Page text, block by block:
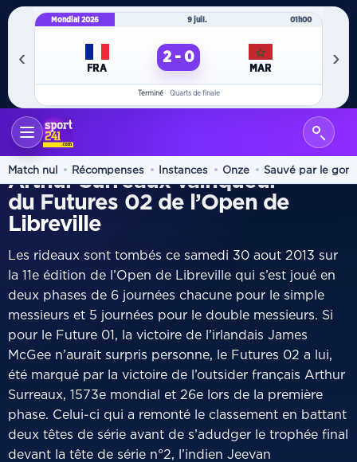
‹
Mondial 2026 9 juil. 01h00
FRA
2 - 0
MAR
Terminé Quarts de finale
›
Match nul Récompenses Instances Onze Sauvé par le
ACCUEIL
TENNIS
Arthur Surreaux vainqueur
du Futures 02 de l’Open de
Libreville
Les rideaux sont tombés ce samedi 30 aout 2013 sur
la 11e édition de l’Open de Libreville qui s’est joué en
deux phases de 6 journées chacune pour le simple
messieurs et 5 journées pour le double messieurs. Si
pour le Future 01, la victoire de l’irlandais James
McGee n’aurait surpris personne, le Futures 02 a lui,
été marqué par la victoire de l’outsider français Arthur
Surreaux, 1573e mondial et 26e lors de la première
phase. Celui-ci qui a remonté le classement en battant
deux têtes de série avant de s’adudger le trophée final
devant la tête de série n°2, l’indien Jeevan